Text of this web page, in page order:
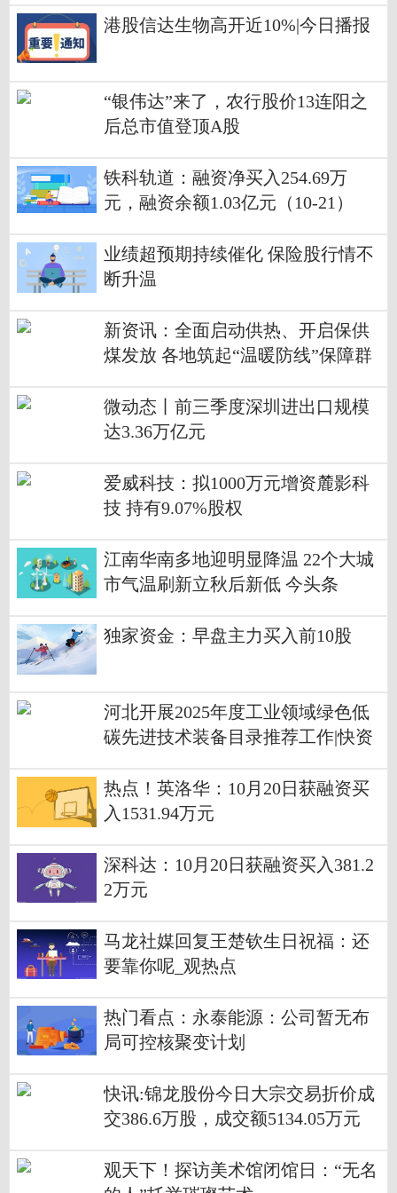
港股信达生物高开近10%|今日播报
“银伟达”来了，农行股价13连阳之
后总市值登顶A股
铁科轨道：融资净买入254.69万
元，融资余额1.03亿元（10-21）
业绩超预期持续催化 保险股行情不
断升温
新资讯：全面启动供热、开启保供
煤发放 各地筑起“温暖防线”保障群
微动态丨前三季度深圳进出口规模
达3.36万亿元
爱威科技：拟1000万元增资麓影科
技 持有9.07%股权
江南华南多地迎明显降温 22个大城
市气温刷新立秋后新低 今头条
独家资金：早盘主力买入前10股
河北开展2025年度工业领域绿色低
碳先进技术装备目录推荐工作|快资
热点！英洛华：10月20日获融资买
入1531.94万元
深科达：10月20日获融资买入381.2
2万元
马龙社媒回复王楚钦生日祝福：还
要靠你呢_观热点
热门看点：永泰能源：公司暂无布
局可控核聚变计划
快讯:锦龙股份今日大宗交易折价成
交386.6万股，成交额5134.05万元
观天下！探访美术馆闭馆日：“无名